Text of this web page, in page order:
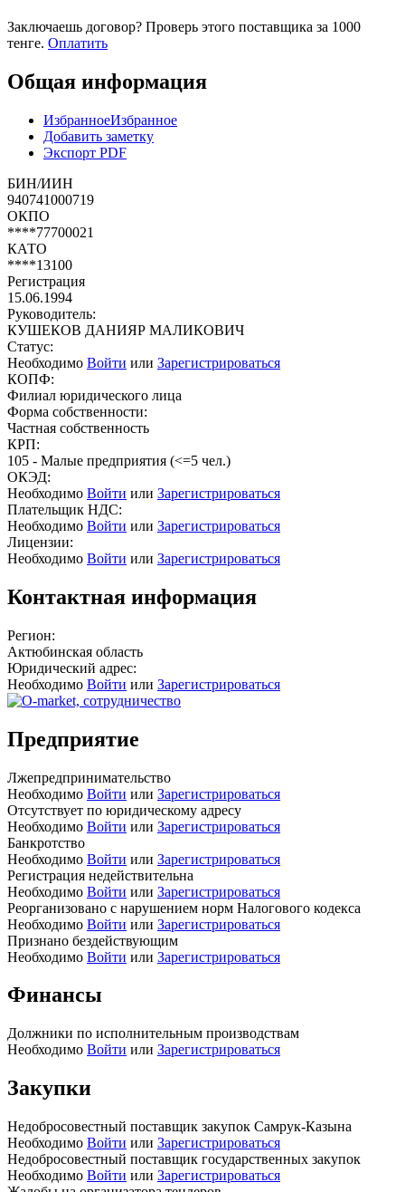
Заключаешь договор? Проверь этого поставщика за 1000
тенге. Оплатить
Общая информация
ИзбранноеИзбранное
Добавить заметку
Экспорт PDF
БИН/ИИН
940741000719
ОКПО
****77700021
КАТО
****13100
Регистрация
15.06.1994
Руководитель:
КУШЕКОВ ДАНИЯР МАЛИКОВИЧ
Статус:
Необходимо Войти или Зарегистрироваться
КОПФ:
Филиал юридического лица
Форма собственности:
Частная собственность
КРП:
105 - Малые предприятия (<=5 чел.)
ОКЭД:
Необходимо Войти или Зарегистрироваться
Плательщик НДС:
Необходимо Войти или Зарегистрироваться
Лицензии:
Необходимо Войти или Зарегистрироваться
Контактная информация
Регион:
Актюбинская область
Юридический адрес:
Необходимо Войти или Зарегистрироваться
Предприятие
Лжепредпринимательство
Необходимо Войти или Зарегистрироваться
Отсутствует по юридическому адресу
Необходимо Войти или Зарегистрироваться
Банкротство
Необходимо Войти или Зарегистрироваться
Регистрация недействительна
Необходимо Войти или Зарегистрироваться
Реорганизовано с нарушением норм Налогового кодекса
Необходимо Войти или Зарегистрироваться
Признано бездействующим
Необходимо Войти или Зарегистрироваться
Финансы
Должники по исполнительным производствам
Необходимо Войти или Зарегистрироваться
Закупки
Недобросовестный поставщик закупок Самрук-Казына
Необходимо Войти или Зарегистрироваться
Недобросовестный поставщик государственных закупок
Необходимо Войти или Зарегистрироваться